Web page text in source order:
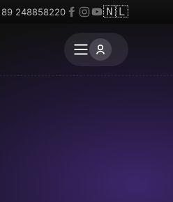
248858220 🇳🇱